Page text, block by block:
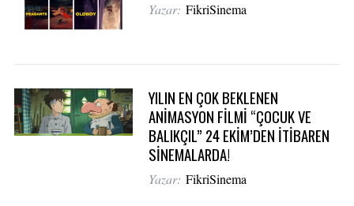
Yazar: FikriSinema
YILIN EN ÇOK BEKLENEN
ANİMASYON FİLMİ “ÇOCUK VE
BALIKÇIL” 24 EKİM’DEN İTİBAREN
SİNEMALARDA!
Yazar: FikriSinema